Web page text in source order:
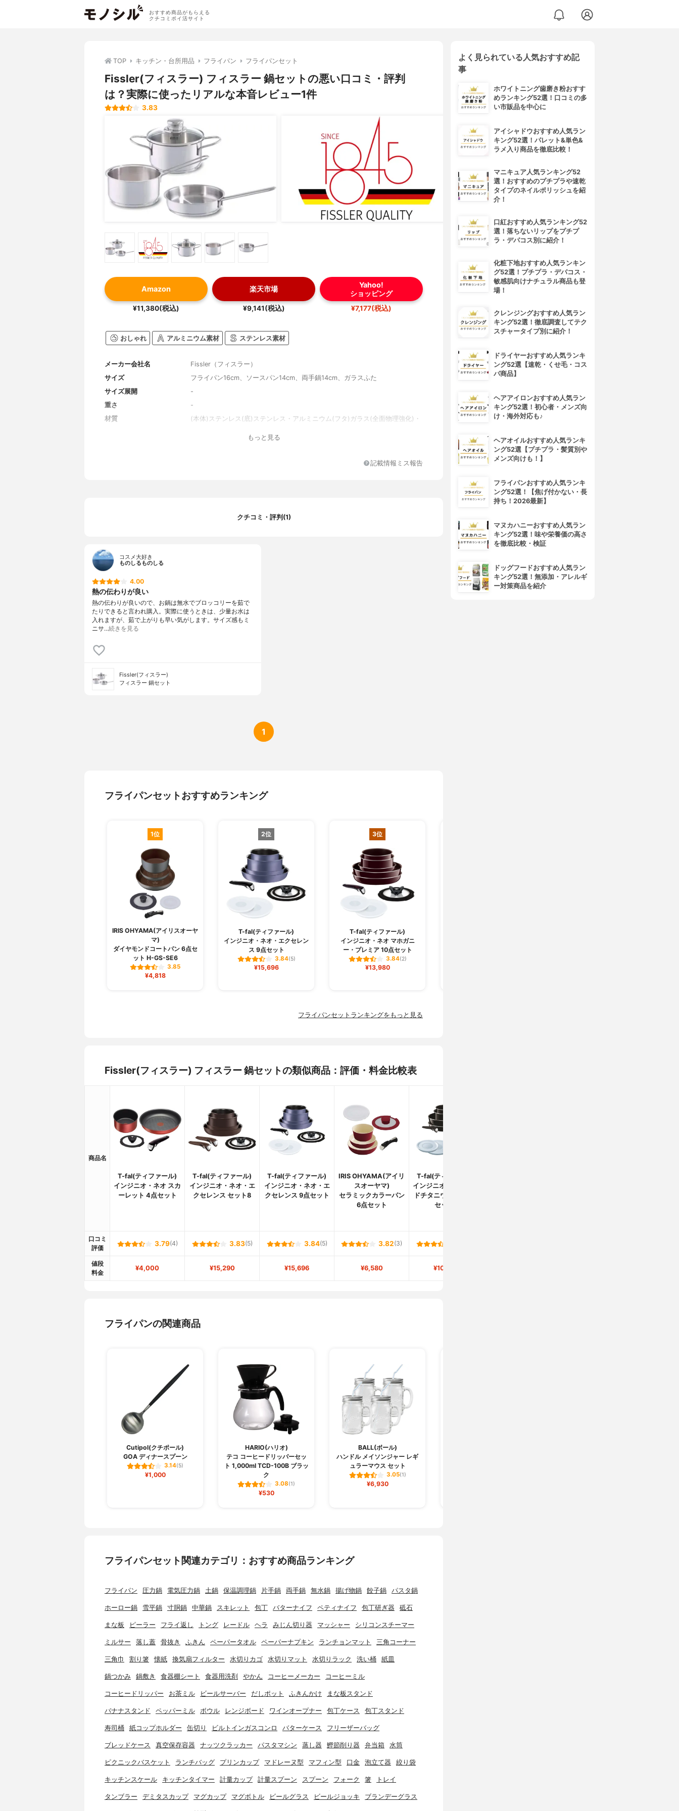
おすすめ商品がもらえる
クチコミポイ活サイト
TOP キッチン・台所用品 フライパン フライパンセット
Fissler(フィスラー) フィスラー 鍋セットの悪い口コミ・評判
は？実際に使ったリアルな本音レビュー1件
3.83
Amazon
¥11,380(税込)
楽天市場
¥9,141(税込)
Yahoo!
ショッピング
¥7,177(税込)
おしゃれ アルミニウム素材 ステンレス素材
メーカー会社名
Fissler（フィスラー）
サイズ
フライパン16cm、ソースパン14cm、両手鍋14cm、ガラスふた
サイズ展開
-
重さ
-
材質
(本体)ステンレス(底)ステンレス・アルミニウム(フタ)ガラス(全面物理強化)・
もっと見る
記載情報ミス報告
クチコミ・評判(1)
コスメ大好き
ものしるものしる
4.00
熱の伝わりが良い
熱の伝わりが良いので、お鍋は無水でブロッコリーを茹で
たりできると言われ購入。実際に使うときは、少量お水は
入れますが、茹で上がりも早い気がします。サイズ感もミ
ニサ…続きを見る
Fissler(フィスラー)
フィスラー 鍋セット
1
フライパンセットおすすめランキング
1位
IRIS OHYAMA(アイリスオーヤ
マ)
ダイヤモンドコートパン 6点セ
ット H-GS-SE6
3.85
¥4,818
2位
T-fal(ティファール)
インジニオ・ネオ・エクセレン
ス 9点セット
3.84(5)
¥15,696
3位
T-fal(ティファール)
インジニオ・ネオ マホガニ
ー・プレミア 10点セット
3.84(2)
¥13,980
フライパンセットランキングをもっと見る
Fissler(フィスラー) フィスラー 鍋セットの類似商品：評価・料金比較表
商品名
T-fal(ティファール)
インジニオ・ネオ スカ
ーレット 4点セット
T-fal(ティファール)
インジニオ・ネオ・エ
クセレンス セット8
T-fal(ティファール)
インジニオ・ネオ・エ
クセレンス 9点セット
IRIS OHYAMA(アイリ
スオーヤマ)
セラミックカラーパン
6点セット
T-fal(ティファール)
インジニオ・ネオ ハー
ドチタニウム・プラス
セット9
口コミ
評価
3.79(4) 3.83(5) 3.84(5) 3.82(3)
値段
料金
¥4,000 ¥15,290 ¥15,696 ¥6,580 ¥10,708
フライパンの関連商品
Cutipol(クチポール)
GOA ディナースプーン
3.14(5)
¥1,000
HARIO(ハリオ)
テコ コーヒードリッパーセッ
ト 1,000ml TCD-100B ブラッ
ク
3.08(1)
¥530
BALL(ボール)
ハンドル メイソンジャー レギ
ュラーマウス セット
3.05(1)
¥6,930
フライパンセット関連カテゴリ：おすすめ商品ランキング
フライパン 圧力鍋 電気圧力鍋 土鍋 保温調理鍋 片手鍋 両手鍋 無水鍋 揚げ物鍋 餃子鍋 パスタ鍋
ホーロー鍋 雪平鍋 寸胴鍋 中華鍋 スキレット 包丁 バターナイフ ペティナイフ 包丁研ぎ器 砥石
まな板 ピーラー フライ返し トング レードル ヘラ みじん切り器 マッシャー シリコンスチーマー
ミルサー 落し蓋 骨抜き ふきん ペーパータオル ペーパーナプキン ランチョンマット 三角コーナー
三角巾 割り箸 懐紙 換気扇フィルター 水切りカゴ 水切りマット 水切りラック 洗い桶 紙皿
鍋つかみ 鍋敷き 食器棚シート 食器用洗剤 やかん コーヒーメーカー コーヒーミル
コーヒードリッパー お茶ミル ビールサーバー だしポット ふきんかけ まな板スタンド
バナナスタンド ペッパーミル ボウル レンジボード ワインオープナー 包丁ケース 包丁スタンド
寿司桶 紙コップホルダー 缶切り ビルトインガスコンロ バターケース フリーザーバッグ
ブレッドケース 真空保存容器 ナッツクラッカー パスタマシン 蒸し器 鰹節削り器 弁当箱 水筒
ピクニックバスケット ランチバッグ プリンカップ マドレーヌ型 マフィン型 口金 泡立て器 絞り袋
キッチンスケール キッチンタイマー 計量カップ 計量スプーン スプーン フォーク 箸 トレイ
タンブラー デミタスカップ マグカップ マグボトル ビールグラス ビールジョッキ ブランデーグラス
よく見られている人気おすすめ記
事
ホワイトニング歯磨き粉おすす
めランキング52選！口コミの多
い市販品を中心に
アイシャドウおすすめ人気ラン
キング52選！パレット&単色&
ラメ入り商品を徹底比較！
マニキュア人気ランキング52
選！おすすめのプチプラや速乾
タイプのネイルポリッシュを紹
介！
口紅おすすめ人気ランキング52
選！落ちないリップをプチプ
ラ・デパコス別に紹介！
化粧下地おすすめ人気ランキン
グ52選！プチプラ・デパコス・
敏感肌向けナチュラル商品も登
場！
クレンジングおすすめ人気ラン
キング52選！徹底調査してテク
スチャータイプ別に紹介！
ドライヤーおすすめ人気ランキ
ング52選【速乾・くせ毛・コス
パ商品】
ヘアアイロンおすすめ人気ラン
キング52選！初心者・メンズ向
け・海外対応も♪
ヘアオイルおすすめ人気ランキ
ング52選【プチプラ・髪質別や
メンズ向けも！】
フライパンおすすめ人気ランキ
ング52選！【焦げ付かない・長
持ち！2026最新】
マヌカハニーおすすめ人気ラン
キング52選！味や栄養価の高さ
を徹底比較・検証
ドッグフードおすすめ人気ラン
キング52選！無添加・アレルギ
ー対策商品を紹介